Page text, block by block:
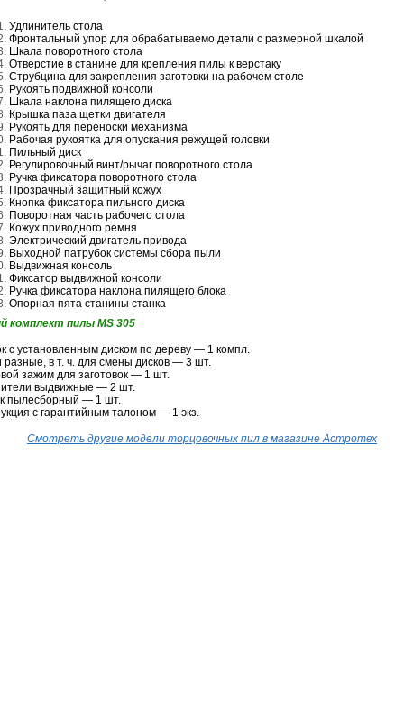
Удлинитель стола
Фронтальный упор для обрабатываемо детали с размерной шкалой
Шкала поворотного стола
Отверстие в станине для крепления пилы к верстаку
Струбцина для закрепления заготовки на рабочем столе
Рукоять подвижной консоли
Шкала наклона пилящего диска
Крышка паза щетки двигателя
Рукоять для переноски механизма
Рабочая рукоятка для опускания режущей головки
Пильный диск
Регулировочный винт/рычаг поворотного стола
Ручка фиксатора поворотного стола
Прозрачный защитный кожух
Кнопка фиксатора пильного диска
Поворотная часть рабочего стола
Кожух приводного ремня
Электрический двигатель привода
Выходной патрубок системы сбора пыли
Выдвижная консоль
Фиксатор выдвижной консоли
Ручка фиксатора наклона пилящего блока
Опорная пята станины станка
комплект пилы MS 305
с установленным диском по дереву — 1 компл.
разные, в т. ч. для смены дисков — 3 шт.
зажим для заготовок — 1 шт.
выдвижные — 2 шт.
пылесборный — 1 шт.
с гарантийным талоном — 1 экз.
Смотреть другие модели торцовочных пил в магазине Астротех
3200 руб.